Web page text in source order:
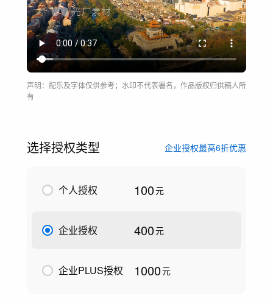
声明：配乐及字体仅供参考；水印不代表署名，作品版权归供稿人所
有
选择授权类型 企业授权最高6折优惠
个人授权 100元
企业授权 400元
企业PLUS授权 1000元